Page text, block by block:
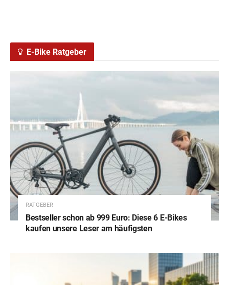
E-Bike Ratgeber
RATGEBER
Bestseller schon ab 999 Euro: Diese 6 E-Bikes
kaufen unsere Leser am häufigsten